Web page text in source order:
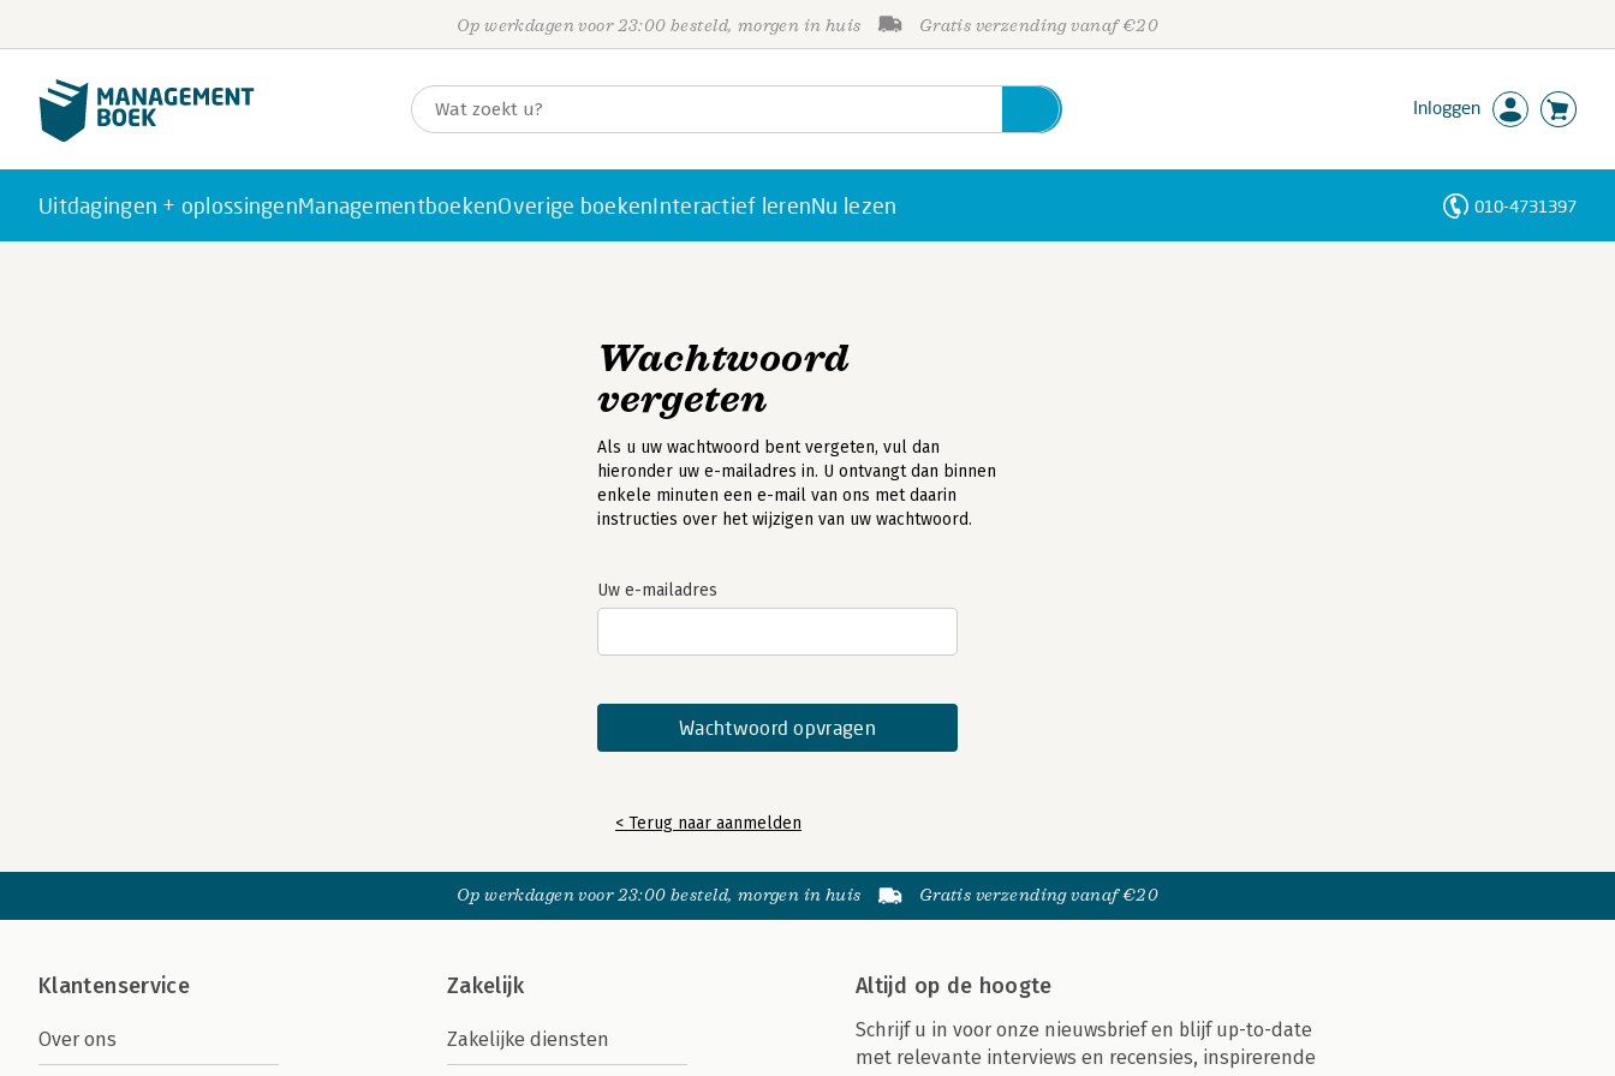
Op werkdagen voor 23:00 besteld, morgen in huis Gratis verzending vanaf €20
Inloggen
Uitdagingen + oplossingenManagementboekenOverige boekenInteractief lerenNu lezen 010-4731397
Wachtwoord
vergeten
Als u uw wachtwoord bent vergeten, vul dan
hieronder uw e-mailadres in. U ontvangt dan binnen
enkele minuten een e-mail van ons met daarin
instructies over het wijzigen van uw wachtwoord.
Uw e-mailadres
< Terug naar aanmelden
Op werkdagen voor 23:00 besteld, morgen in huis Gratis verzending vanaf €20
Klantenservice
Over ons
Zakelijk
Zakelijke diensten
Altijd op de hoogte
Schrijf u in voor onze nieuwsbrief en blijf up-to-date
met relevante interviews en recensies, inspirerende
Personen